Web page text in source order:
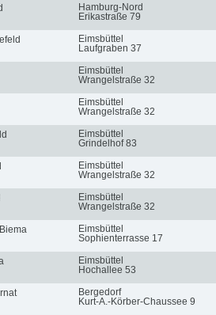
Hamburg-Nord
Erikastraße 79
Eimsbüttel
Laufgraben 37
Eimsbüttel
Wrangelstraße 32
Eimsbüttel
Wrangelstraße 32
Eimsbüttel
Grindelhof 83
Eimsbüttel
Wrangelstraße 32
Eimsbüttel
Wrangelstraße 32
Eimsbüttel
Sophienterrasse 17
Eimsbüttel
Hochallee 53
Bergedorf
Kurt-A.-Körber-Chaussee 9